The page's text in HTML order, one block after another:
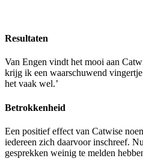
Resultaten
Van Engen vindt het mooi aan
krijg ik een waarschuwend
het vaak wel.’
Betrokkenheid
Een positief effect van Catwise
iedereen zich daarvoor inschreef.
gesprekken weinig te melden